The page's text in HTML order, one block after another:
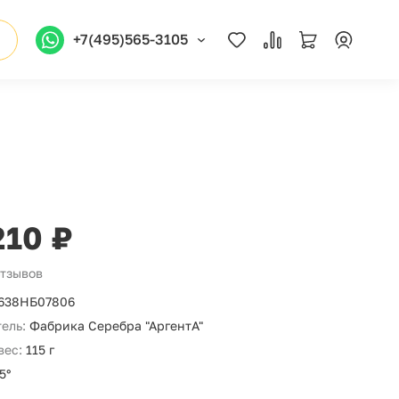
+7(495)565-3105
₽
Фабрика Серебра "АргентА"
115 г